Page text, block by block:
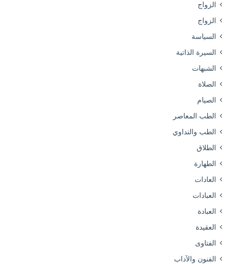
الزواج
الزواج
السياسة
السيرة الذاتية
الشبهات
الصلاة
الصيام
الطب المعاصر
الطب والتداوي
الطلاق
الطهارة
العادات
العبادات
العبادة
العقيدة
الفتاوى
الفنون والآداب